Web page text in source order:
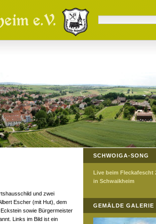
und zwei
Escher (mit Hut), dem
sowie Bürgermeister
Links im Bild ist ein
SCHWOIGA-SONG
Live beim Fleckafescht
in Schwaikheim
GEMÄLDE GALERIE